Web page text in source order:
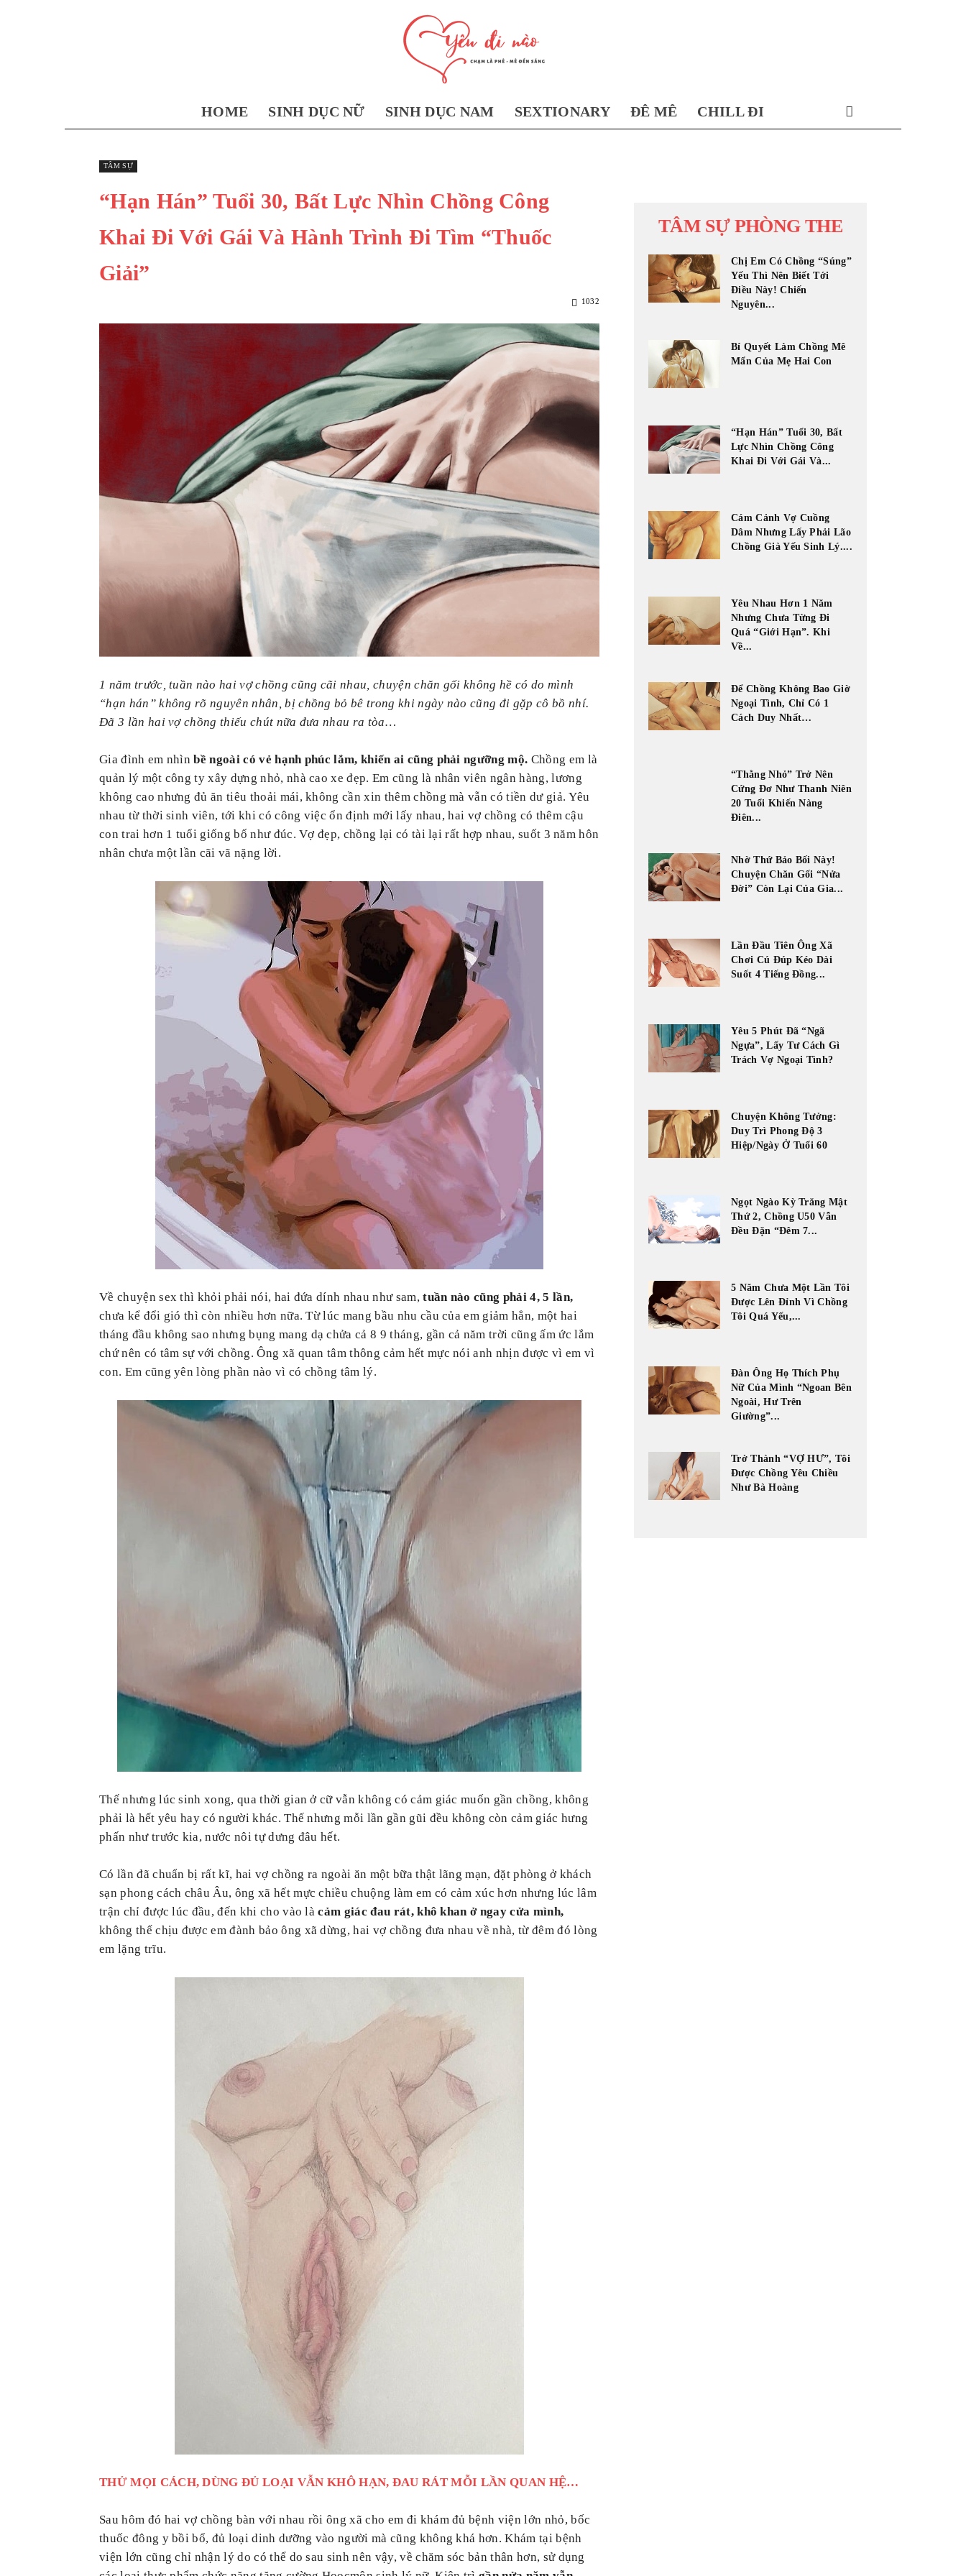
Yêu
HOME SINH DỤC NỮ SINH DỤC NAM SEXTIONARY ĐÊ MÊ CHILL ĐI
TÂM SỰ
“Hạn Hán” Tuổi 30, Bất Lực Nhìn Chồng Công
Khai Đi Với Gái Và Hành Trình Đi Tìm “Thuốc
Giải”
1032
1 năm trước, tuần nào hai vợ chồng cũng cãi nhau, chuyện chăn gối không hề có do mình
“hạn hán” không rõ nguyên nhân, bị chồng bỏ bê trong khi ngày nào cũng đi gặp cô bồ nhí.
Đã 3 lần hai vợ chồng thiếu chút nữa đưa nhau ra tòa…
Gia đình em nhìnbề ngoài có vẻ hạnh phúc lắm, khiến ai cũng phải ngưỡng mộ. Chồng em là
quản lý một công ty xây dựng nhỏ, nhà cao xe đẹp. Em cũng là nhân viên ngân hàng, lương
không cao nhưng đủ ăn tiêu thoải mái, không cần xin thêm chồng mà vẫn có tiền dư giả. Yêu
nhau từ thời sinh viên, tới khi có công việc ổn định mới lấy nhau, hai vợ chồng có thêm cậu
con trai hơn 1 tuổi giống bố như đúc. Vợ đẹp, chồng lại có tài lại rất hợp nhau, suốt 3 năm hôn
nhân chưa một lần cãi vã nặng lời.
Về chuyện sex thì khỏi phải nói, hai đứa dính nhau như sam,tuần nào cũng phải 4, 5 lần,
chưa kể đổi gió thì còn nhiều hơn nữa. Từ lúc mang bầu nhu cầu của em giảm hẳn, một hai
tháng đầu không sao nhưng bụng mang dạ chửa cả 8 9 tháng, gần cả năm trời cũng ấm ức lắm
chứ nên có tâm sự với chồng. Ông xã quan tâm thông cảm hết mực nói anh nhịn được vì em vì
con. Em cũng yên lòng phần nào vì có chồng tâm lý.
Thế nhưng lúc sinh xong, qua thời gian ở cữ vẫn không có cảm giác muốn gần chồng, không
phải là hết yêu hay có người khác. Thế nhưng mỗi lần gần gũi đều không còn cảm giác hưng
phấn như trước kia, nước nôi tự dưng đâu hết.
Có lần đã chuẩn bị rất kĩ, hai vợ chồng ra ngoài ăn một bữa thật lãng mạn, đặt phòng ở khách
sạn phong cách châu Âu, ông xã hết mực chiều chuộng làm em có cảm xúc hơn nhưng lúc lâm
trận chỉ được lúc đầu, đến khi cho vào làcảm giác đau rát, khô khan ở ngay cửa mình,
không thể chịu được em đành bảo ông xã dừng, hai vợ chồng đưa nhau về nhà, từ đêm đó lòng
em lặng trĩu.
THỬ MỌI CÁCH, DÙNG ĐỦ LOẠI VẪN KHÔ HẠN, ĐAU RÁT MỖI LẦN QUAN HỆ…
Sau hôm đó hai vợ chồng bàn với nhau rồi ông xã cho em đi khám đủ bệnh viện lớn nhỏ, bốc
thuốc đông y bồi bổ, đủ loại dinh dưỡng vào người mà cũng không khá hơn. Khám tại bệnh
viện lớn cũng chỉ nhận lý do có thể do sau sinh nên vậy, về chăm sóc bản thân hơn, sử dụng
TÂM SỰ PHÒNG THE
Chị Em Có Chồng “Súng”
Yếu Thì Nên Biết Tới
Điều Này! Chiến
Nguyên...
Bí Quyết Làm Chồng Mê
Mẩn Của Mẹ Hai Con
“Hạn Hán” Tuổi 30, Bất
Lực Nhìn Chồng Công
Khai Đi Với Gái Và...
Cám Cảnh Vợ Cuồng
Dâm Nhưng Lấy Phải Lão
Chồng Già Yếu Sinh Lý....
Yêu Nhau Hơn 1 Năm
Nhưng Chưa Từng Đi
Quá “Giới Hạn”. Khi
Về...
Để Chồng Không Bao Giờ
Ngoại Tình, Chỉ Có 1
Cách Duy Nhất…
“Thằng Nhỏ” Trở Nên
Cứng Đơ Như Thanh Niên
20 Tuổi Khiến Nàng
Điên...
Nhờ Thứ Bảo Bối Này!
Chuyện Chăn Gối “Nửa
Đời” Còn Lại Của Gia...
Lần Đầu Tiên Ông Xã
Chơi Cú Đúp Kéo Dài
Suốt 4 Tiếng Đồng...
Yêu 5 Phút Đã “Ngã
Ngựa”, Lấy Tư Cách Gì
Trách Vợ Ngoại Tình?
Chuyện Không Tưởng:
Duy Trì Phong Độ 3
Hiệp/Ngày Ở Tuổi 60
Ngọt Ngào Kỳ Trăng Mật
Thứ 2, Chồng U50 Vẫn
Đều Đặn “Đêm 7...
5 Năm Chưa Một Lần Tôi
Được Lên Đỉnh Vì Chồng
Tôi Quá Yếu,...
Đàn Ông Họ Thích Phụ
Nữ Của Mình “Ngoan Bên
Ngoài, Hư Trên
Giường”...
Trở Thành “VỢ HƯ”, Tôi
Được Chồng Yêu Chiều
Như Bà Hoàng